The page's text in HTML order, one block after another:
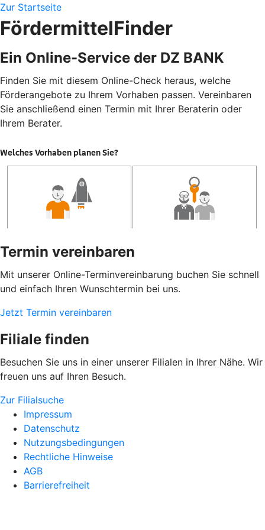
Zur Startseite
FördermittelFinder
Ein Online-Service der DZ BANK
Finden Sie mit diesem Online-Check heraus, welche
Förderangebote zu Ihrem Vorhaben passen. Vereinbaren
Sie anschließend einen Termin mit Ihrer Beraterin oder
Ihrem Berater.
Termin vereinbaren
Mit unserer Online-Terminvereinbarung buchen Sie schnell
und einfach Ihren Wunschtermin bei uns.
Jetzt Termin vereinbaren
Filiale finden
Besuchen Sie uns in einer unserer Filialen in Ihrer Nähe. Wir
freuen uns auf Ihren Besuch.
Zur Filialsuche
Impressum
Datenschutz
Nutzungsbedingungen
Rechtliche Hinweise
AGB
Barrierefreiheit